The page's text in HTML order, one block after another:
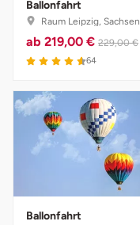
Ballonfahrt
Raum Leipzig, Sachsen
ab 219,00 € 229,00 €
64
Ballonfahrt